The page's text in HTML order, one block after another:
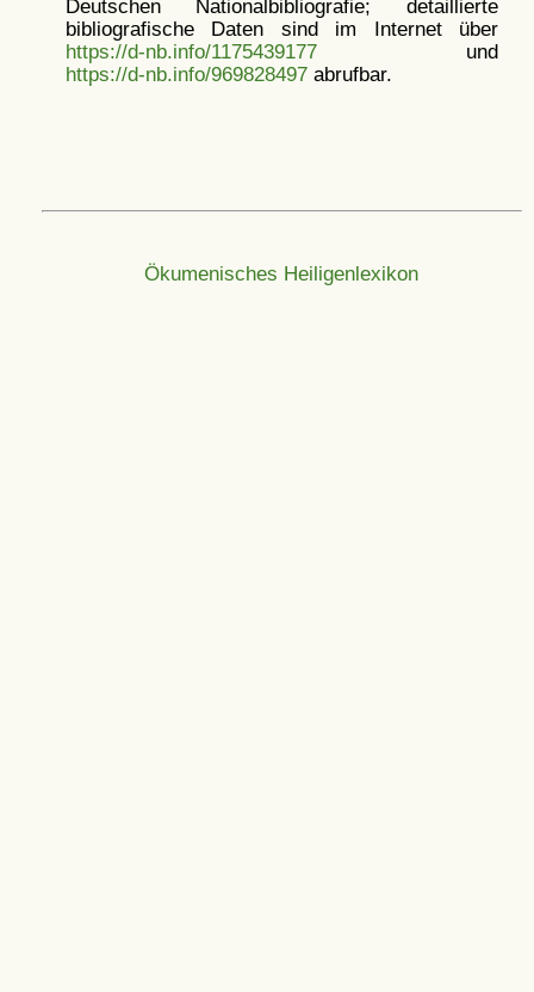
Deutschen Nationalbibliografie; detaillierte
bibliografische Daten sind im Internet über
https://d-nb.info/1175439177und
https://d-nb.info/969828497abrufbar.
Ökumenisches Heiligenlexikon